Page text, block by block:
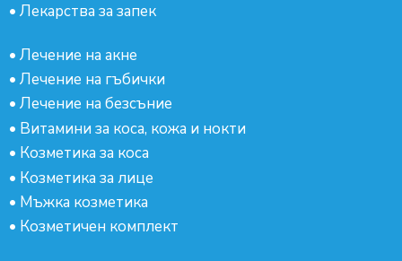
• Лекарства за запек
• Лечение на акне
• Лечение на гъбички
• Лечение на безсъние
• Витамини за коса, кожа и нокти
• Козметика за коса
• Козметика за лице
• Мъжка козметика
• Козметичен комплект